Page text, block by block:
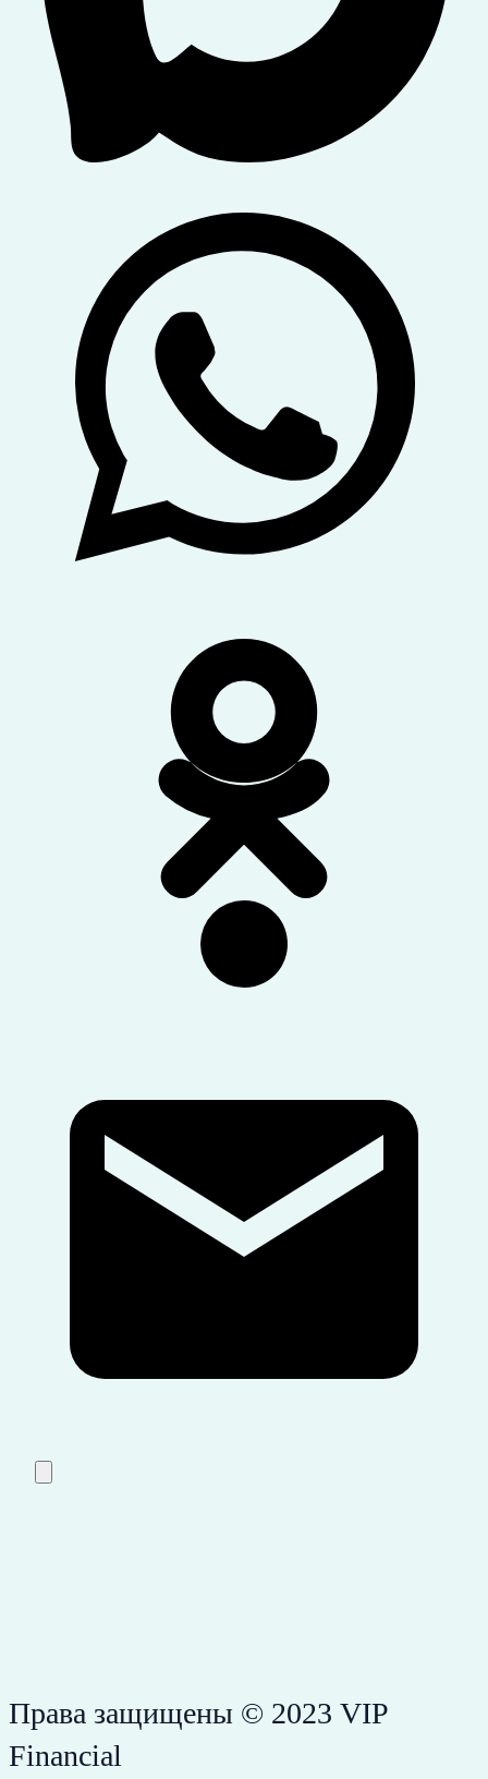
Права защищены © 2023 VIP
Financial